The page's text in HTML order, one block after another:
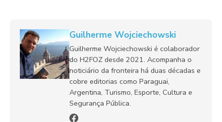
Guilherme Wojciechowski
Guilherme Wojciechowski é colaborador
do H2FOZ desde 2021. Acompanha o
noticiário da fronteira há duas décadas e
cobre editorias como Paraguai,
Argentina, Turismo, Esporte, Cultura e
Segurança Pública.